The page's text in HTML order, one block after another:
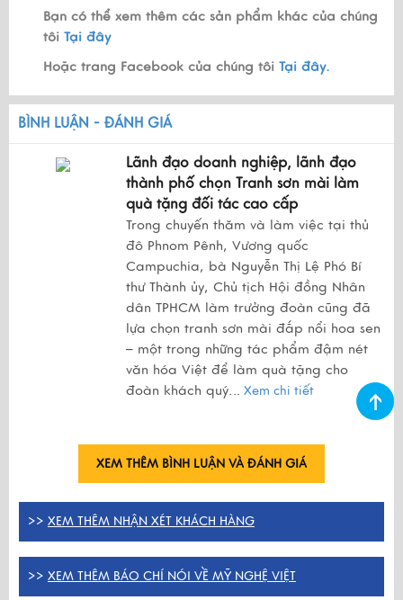
Bạn có thể xem thêm các sản phẩm khác của chúng
tôi Tại đây
Hoặc trang Facebook của chúng tôi Tại đây.
BÌNH LUẬN - ĐÁNH GIÁ
Lãnh đạo doanh nghiệp, lãnh đạo
thành phố chọn Tranh sơn mài làm
quà tặng đối tác cao cấp
Trong chuyến thăm và làm việc tại thủ
đô Phnom Pênh, Vương quốc
Campuchia, bà Nguyễn Thị Lệ Phó Bí
thư Thành ủy, Chủ tịch Hội đồng Nhân
dân TPHCM làm trưởng đoàn cũng đã
lựa chọn tranh sơn mài đắp nổi hoa sen
– một trong những tác phẩm đậm nét
văn hóa Việt để làm quà tặng cho
đoàn khách quý... Xem chi tiết
XEM THÊM BÌNH LUẬN VÀ ĐÁNH GIÁ
>> XEM THÊM NHẬN XÉT KHÁCH HÀNG
>> XEM THÊM BÁO CHÍ NÓI VỀ MỸ NGHỆ VIỆT